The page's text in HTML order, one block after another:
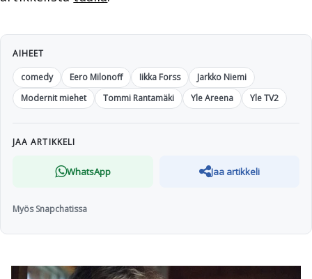
AIHEET
comedy
Eero Milonoff Iikka Forss
Jarkko Niemi
Modernit miehet
Tommi Rantamäki Yle Areena Yle TV2
JAA ARTIKKELI
WhatsApp Jaa artikkeli
Myös Snapchatissa